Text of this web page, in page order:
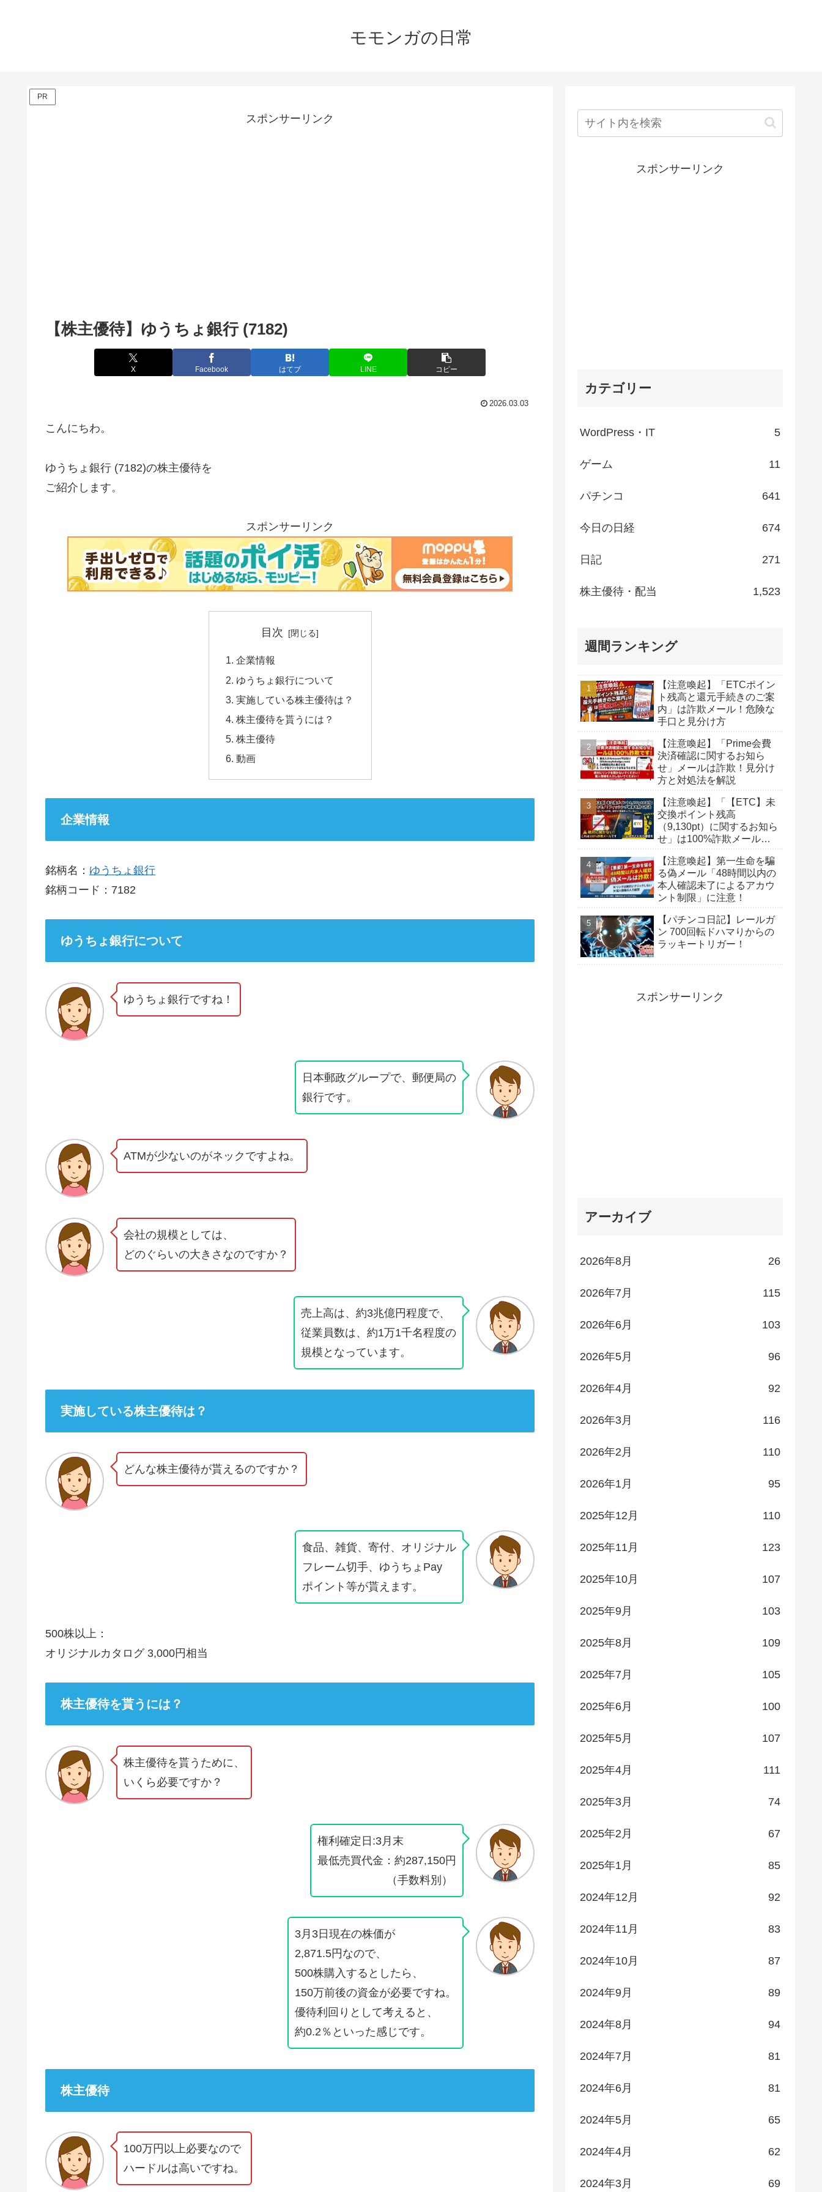
モモンガの日常
PR
スポンサーリンク
【株主優待】ゆうちょ銀行 (7182)
X Facebook はてブ LINE コピー
2026.03.03
こんにちわ。
ゆうちょ銀行 (7182)の株主優待を
ご紹介します。
スポンサーリンク
目次
企業情報
ゆうちょ銀行について
実施している株主優待は？
株主優待を貰うには？
株主優待
動画
企業情報
銘柄名： ゆうちょ銀行
銘柄コード：7182
ゆうちょ銀行について
ゆうちょ銀行ですね！
日本郵政グループで、郵便局の
銀行です。
ATMが少ないのがネックですよね。
会社の規模としては、
どのぐらいの大きさなのですか？
売上高は、約3兆億円程度で、
従業員数は、約1万1千名程度の
規模となっています。
実施している株主優待は？
どんな株主優待が貰えるのですか？
食品、雑貨、寄付、オリジナル
フレーム切手、ゆうちょPay
ポイント等が貰えます。
500株以上：
オリジナルカタログ 3,000円相当
株主優待を貰うには？
株主優待を貰うために、
いくら必要ですか？
権利確定日:3月末
最低売買代金：約287,150円
（手数料別）
3月3日現在の株価が
2,871.5円なので、
500株購入するとしたら、
150万前後の資金が必要ですね。
優待利回りとして考えると、
約0.2％といった感じです。
株主優待
100万円以上必要なので
ハードルは高いですね。
スポンサーリンク
カテゴリー
WordPress・IT 5
ゲーム 11
パチンコ 641
今日の日経 674
日記 271
株主優待・配当 1,523
週間ランキング
【注意喚起】「ETCポイン
ト残高と還元手続きのご案
内」は詐欺メール！危険な
手口と見分け方
【注意喚起】「Prime会費
決済確認に関するお知ら
せ」メールは詐欺！見分け
方と対処法を解説
【注意喚起】「【ETC】未
交換ポイント残高
（9,130pt）に関するお知ら
せ」は100%詐欺メール！
【注意喚起】第一生命を騙
る偽メール「48時間以内の
本人確認未了によるアカウ
ント制限」に注意！
【パチンコ日記】レールガ
ン 700回転ドハマりからの
ラッキートリガー！
スポンサーリンク
アーカイブ
2026年8月 26
2026年7月 115
2026年6月 103
2026年5月 96
2026年4月 92
2026年3月 116
2026年2月 110
2026年1月 95
2025年12月 110
2025年11月 123
2025年10月 107
2025年9月 103
2025年8月 109
2025年7月 105
2025年6月 100
2025年5月 107
2025年4月 111
2025年3月 74
2025年2月 67
2025年1月 85
2024年12月 92
2024年11月 83
2024年10月 87
2024年9月 89
2024年8月 94
2024年7月 81
2024年6月 81
2024年5月 65
2024年4月 62
2024年3月 69